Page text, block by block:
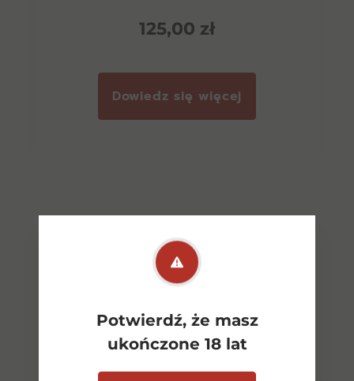
Potwierdź, że masz
ukończone 18 lat
125,00 zł
Dowiedz się więcej
Zobacz wszystkie